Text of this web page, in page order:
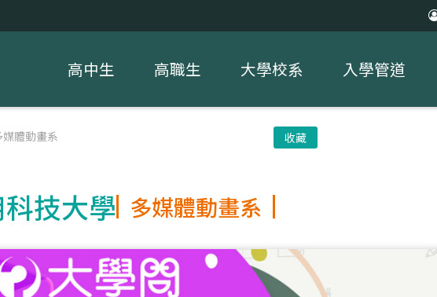
高中生 高職生 大學校系 入學管道
媒體動畫系 收藏
技大學 多媒體動畫系